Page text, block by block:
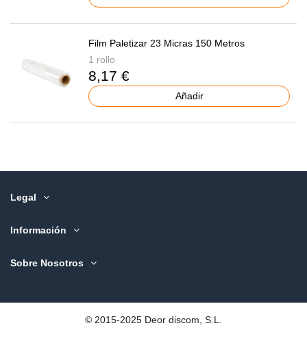
Film Paletizar 23 Micras 150 Metros
1 rollo
8,17 €
Añadir
Legal
Información
Sobre Nosotros
©️ 2015-2025 Deor discom, S.L.